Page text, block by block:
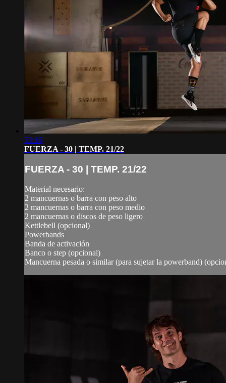
53:16
FUERZA - 30 | TEMP. 21/22
FUERZA - 30 | TEMP. 21/22
Material necesario:
2 mancuernas o barra con peso alto
2 mancuernas o barra con peso medio
2 mancuernas o discos de peso ligero
Kettlebell (opcional)
Powerbands
Banda de activación
Banco o step (opcional)
Mancuerna pesada o similar (para sujetar la powerband)